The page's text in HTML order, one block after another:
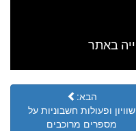
הבא:
שוויון ופעולות חשבוניות על
מספרים מרוכבים